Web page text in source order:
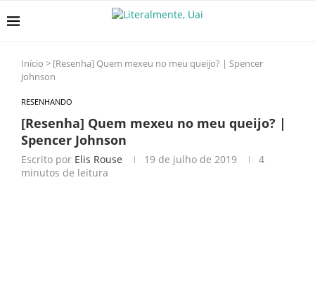
Início > [Resenha] Quem mexeu no meu queijo? | Spencer
Johnson
RESENHANDO
[Resenha] Quem mexeu no meu queijo? |
Spencer Johnson
Escrito por Elis Rouse 19 de julho de 2019
4
minutos de leitura